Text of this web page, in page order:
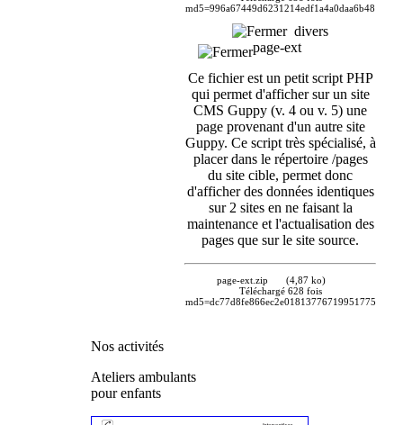
md5=996a67449d6231214edf1a4a0daa6b48
divers
page-ext
Ce fichier est un petit script PHP
qui permet d'afficher sur un site
CMS Guppy (v. 4 ou v. 5) une
page provenant d'un autre site
Guppy. Ce script très spécialisé, à
placer dans le répertoire /pages
du site cible, permet donc
d'afficher des données identiques
sur 2 sites en ne faisant la
maintenance et l'actualisation des
pages que sur le site source.
page-ext.zip
(4,87 ko)
Téléchargé 628 fois
md5=dc77d8fe866ec2e01813776719951775
Nos activités
Ateliers ambulants
pour enfants